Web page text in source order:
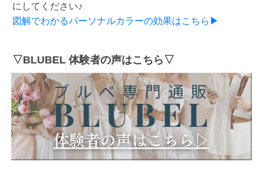
にしてください♪
図解でわかるパーソナルカラーの効果はこちら▶
▽BLUBEL 体験者の声はこちら▽